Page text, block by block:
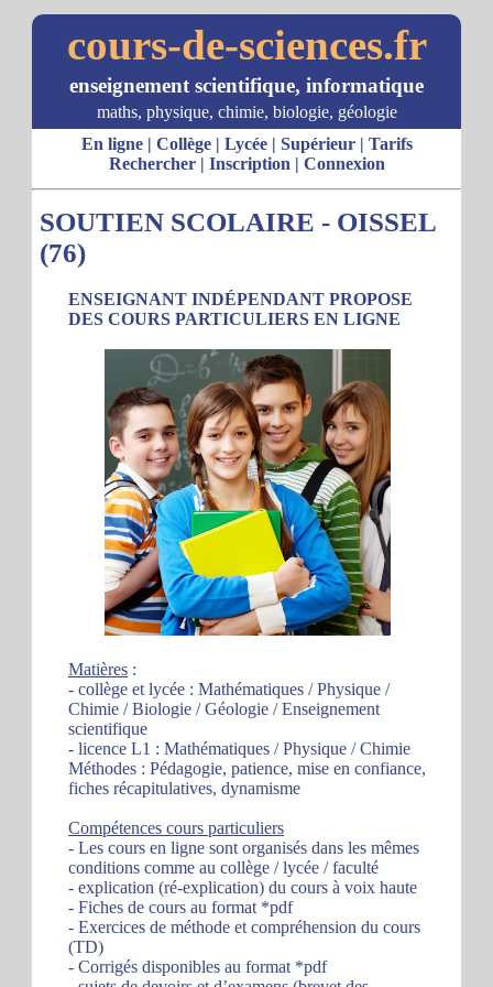
cours-de-sciences.fr
enseignement scientifique, informatique
maths, physique, chimie, biologie, géologie
En ligne| Collège| Lycée| Supérieur| Tarifs
Rechercher| Inscription | Connexion
SOUTIEN SCOLAIRE - OISSEL
(76)
ENSEIGNANT INDÉPENDANT PROPOSE
DES COURS PARTICULIERS EN LIGNE
Matières :
- collège et lycée : Mathématiques / Physique /
Chimie / Biologie / Géologie / Enseignement
scientifique
- licence L1 : Mathématiques / Physique / Chimie
Méthodes : Pédagogie, patience, mise en confiance,
fiches récapitulatives, dynamisme
Compétences cours particuliers
- Les cours en ligne sont organisés dans les mêmes
conditions comme au collège / lycée / faculté
- explication (ré-explication) du cours à voix haute
- Fiches de cours au format *pdf
- Exercices de méthode et compréhension du cours
(TD)
- Corrigés disponibles au format *pdf